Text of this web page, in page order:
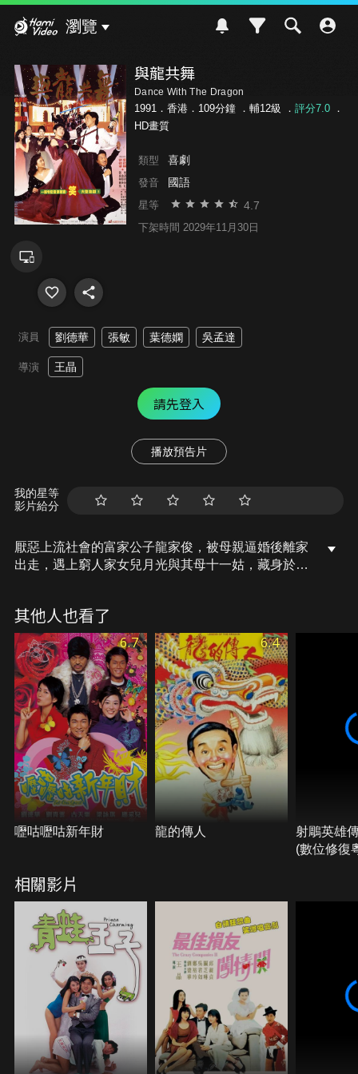
瀏覽
與龍共舞
Dance With The Dragon
1991．香港．109分鐘 ． 輔12級 ． 評分7.0．
HD畫質
類型 喜劇
發音 國語
星等 4.7
下架時間 2029年11月30日
演員 劉德華 張敏 葉德嫻 吳孟達
導演 王晶
請先登入
播放預告片
我的星等
影片給分
厭惡上流社會的富家公子龍家俊，被母親逼婚後離家
出走，遇上窮人家女兒月光與其母十一姑，藏身於南
家俊的真實身分還是曝光了。這時家俊不僅得面對家
族對他的冷嘲熱諷和內部鬥爭，還得顧及月光受了傷
的心……
其他人也看了
6.7
嚦咕嚦咕新年財
6.4
龍的傳人
射鵰英雄
(數位修復
相關影片